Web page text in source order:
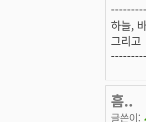
하늘,
그리고
흠..
글쓴이: